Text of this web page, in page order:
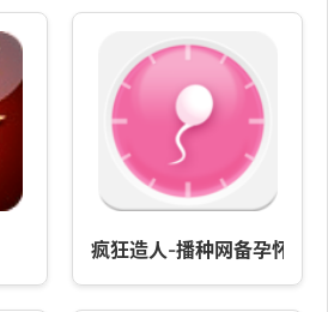
疯狂造人-播种网备孕怀孕